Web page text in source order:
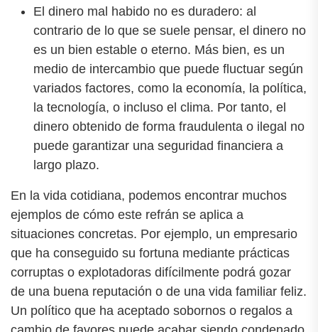
El dinero mal habido no es duradero: al
contrario de lo que se suele pensar, el dinero no
es un bien estable o eterno. Más bien, es un
medio de intercambio que puede fluctuar según
variados factores, como la economía, la política,
la tecnología, o incluso el clima. Por tanto, el
dinero obtenido de forma fraudulenta o ilegal no
puede garantizar una seguridad financiera a
largo plazo.
En la vida cotidiana, podemos encontrar muchos
ejemplos de cómo este refrán se aplica a
situaciones concretas. Por ejemplo, un empresario
que ha conseguido su fortuna mediante prácticas
corruptas o explotadoras difícilmente podrá gozar
de una buena reputación o de una vida familiar feliz.
Un político que ha aceptado sobornos o regalos a